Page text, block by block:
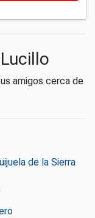
amigos cerca de
de la Sierra